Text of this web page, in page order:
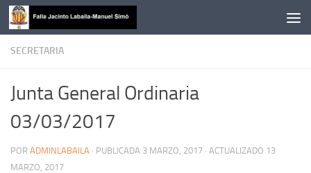
Saltar al contenido
SECRETARIA
Junta General Ordinaria
03/03/2017
POR ADMINLABAILA · PUBLICADA 3 MARZO, 2017 · ACTUALIZADO 13
MARZO, 2017